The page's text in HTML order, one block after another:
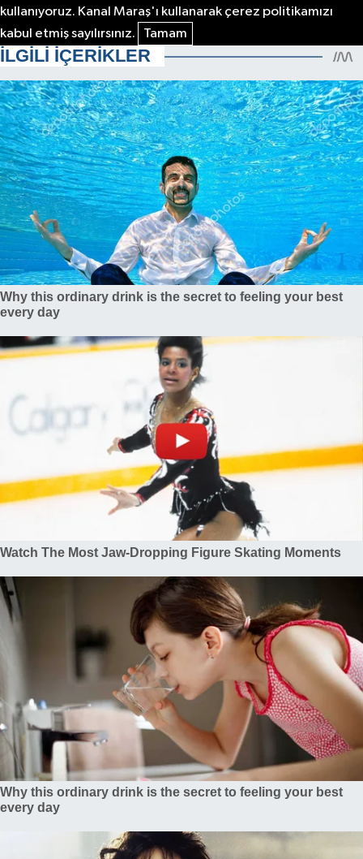
kullanıyoruz. Kanal Maraş'ı kullanarak çerez politikamızı
kabul etmiş sayılırsınız.
Tamam